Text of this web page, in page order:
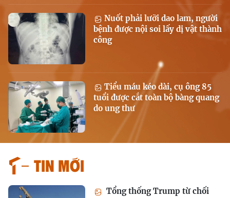
Nuốt phải lưỡi dao lam, người
bệnh được nội soi lấy dị vật thành
công
Tiểu máu kéo dài, cụ ông 85
tuổi được cắt toàn bộ bàng quang
do ung thư
Tin mới
Tổng thống Trump từ chối